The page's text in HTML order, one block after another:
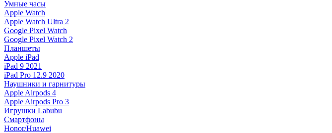
Умные часы
Apple Watch
Apple Watch Ultra 2
Google Pixel Watch
Google Pixel Watch 2
Планшеты
Apple iPad
iPad 9 2021
iPad Pro 12.9 2020
Наушники и гарнитуры
Apple Airpods 4
Apple Airpods Pro 3
Игрушки Labubu
Смартфоны
Honor/Huawei